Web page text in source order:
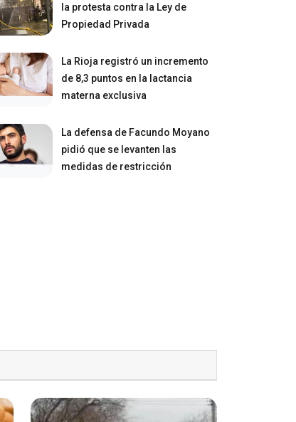
la protesta contra la Ley de
Propiedad Privada
La Rioja registró un incremento
de 8,3 puntos en la lactancia
materna exclusiva
La defensa de Facundo Moyano
pidió que se levanten las
medidas de restricción